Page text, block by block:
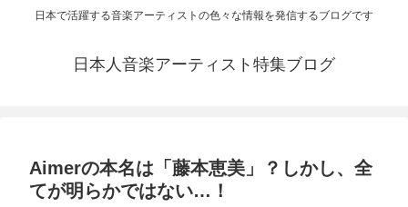
日本で活躍する音楽アーティストの色々な情報を発信するブログです
日本人音楽アーティスト特集ブログ
Aimerの本名は「藤本恵美」？しかし、全
てが明らかではない…！